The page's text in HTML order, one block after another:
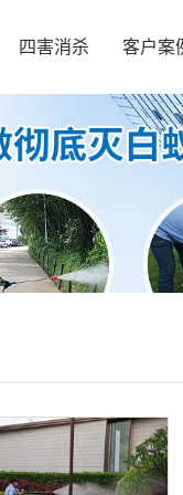
四害消杀 客户案